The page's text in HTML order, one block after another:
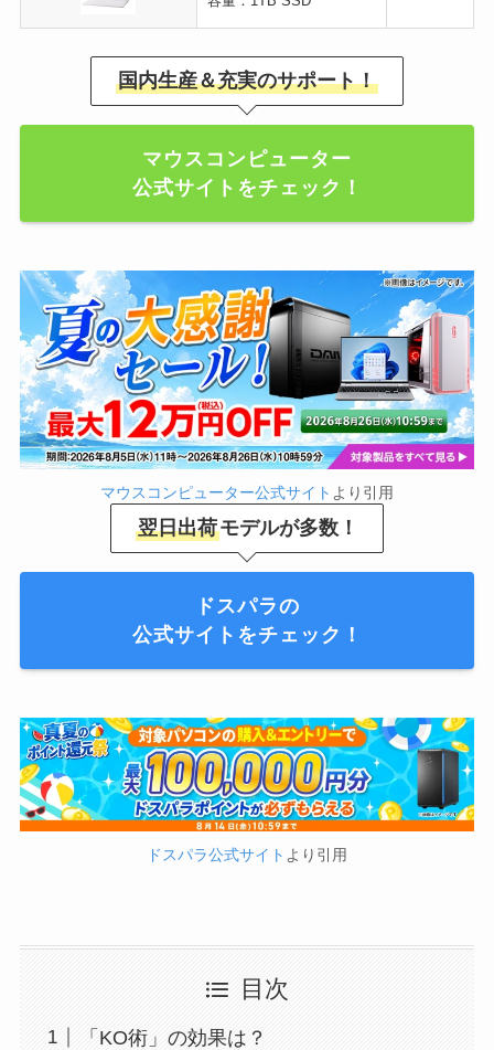
国内生産＆充実のサポート！
マウスコンピューター
公式サイトをチェック！
マウスコンピューター公式サイト より引用
翌日出荷モデルが多数！
ドスパラの
公式サイトをチェック！
ドスパラ公式サイト より引用
目次
「KO術」の効果は？